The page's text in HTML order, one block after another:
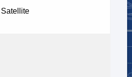
Satellite